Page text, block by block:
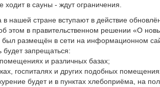
ходит в сауны - ждут ограничения.
в нашей стране вступают в действие
этом в правительственном решении «О
был размещён в сети на информационном
будет запрещаться:
помещениях и различных базах;
госпиталях и других подобных
будет и в пунктах хлебоприёма, на